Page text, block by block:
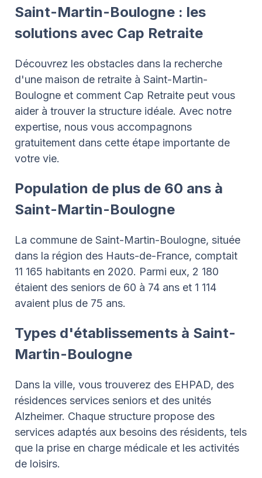
Saint-Martin-Boulogne : les
solutions avec Cap Retraite
Découvrez les obstacles dans la recherche
d'une maison de retraite à Saint-Martin-
Boulogne et comment Cap Retraite peut vous
aider à trouver la structure idéale. Avec notre
expertise, nous vous accompagnons
gratuitement dans cette étape importante de
votre vie.
Population de plus de 60 ans à
Saint-Martin-Boulogne
La commune de Saint-Martin-Boulogne, située
dans la région des Hauts-de-France, comptait
11 165 habitants en 2020. Parmi eux, 2 180
étaient des seniors de 60 à 74 ans et 1 114
avaient plus de 75 ans.
Types d'établissements à Saint-
Martin-Boulogne
Dans la ville, vous trouverez des EHPAD, des
résidences services seniors et des unités
Alzheimer. Chaque structure propose des
services adaptés aux besoins des résidents, tels
que la prise en charge médicale et les activités
de loisirs.